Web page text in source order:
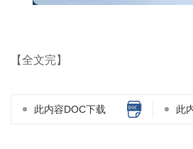
【全文完】
此内容DOC下载 此